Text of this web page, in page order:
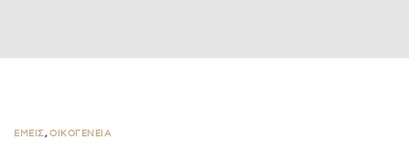
ΕΜΕΙΣ,ΟΙΚΟΓΕΝΕΙΑ